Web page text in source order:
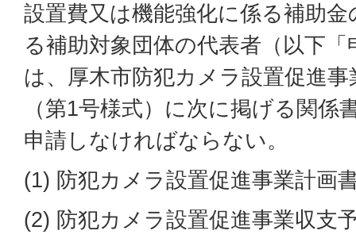
設置費又は機能強化に係る補助
る補助対象団体の代表者（以下
は、厚木市防犯カメラ設置促進
（第1号様式）に次に掲げる関係
申請しなければならない。
(1) 防犯カメラ設置促進事業計画
(2) 防犯カメラ設置促進事業収支